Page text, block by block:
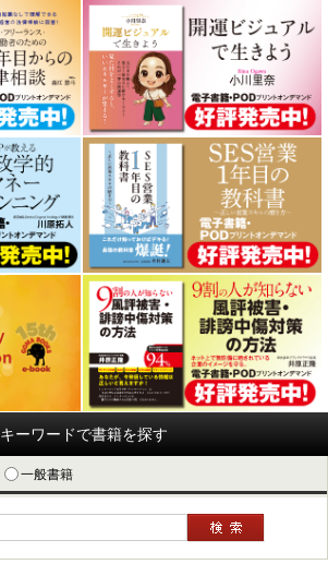
キーワードで書籍を探す
一般書籍